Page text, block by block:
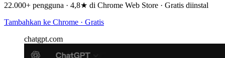
22.000+ pengguna · 4,8★ di Chrome Web Store · Gratis diinstal
Tambahkan ke Chrome · Gratis
chatgpt.com